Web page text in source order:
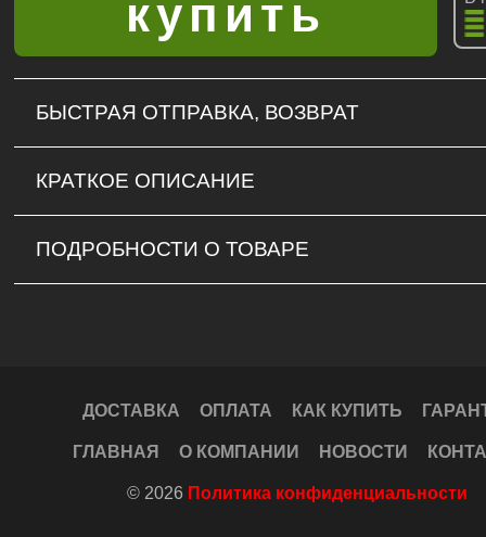
БЫСТРАЯ ОТПРАВКА, ВОЗВРАТ
КРАТКОЕ ОПИСАНИЕ
ПОДРОБНОСТИ О ТОВАРЕ
ДОСТАВКА ОПЛАТА КАК КУПИТЬ
ГЛАВНАЯ О КОМПАНИИ НОВОСТИ
© 2026 Политика конфиденциальности